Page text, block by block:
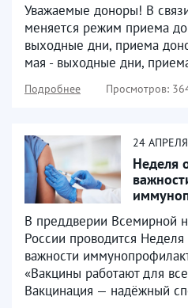
Уважаемые доноры! В
меняется режим приема
выходные дни, приема
мая - выходные дни,
Подробнее Просмотров:
24 АПРЕЛЯ
Неделя
В преддверии Всемирной
России проводится
важности
«Вакцины работают для
Вакцинация — надёжный